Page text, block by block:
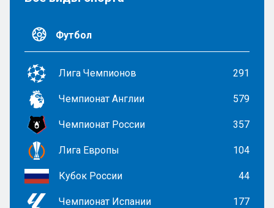
Футбол
Лига Чемпионов 291
Чемпионат Англии 579
Чемпионат России 357
Лига Европы 104
Кубок России 44
Чемпионат Испании 177